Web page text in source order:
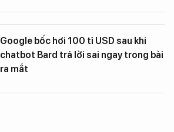
Google bốc hơi 100 tỉ USD sau khi
chatbot Bard trả lời sai ngay trong bài
ra mắt